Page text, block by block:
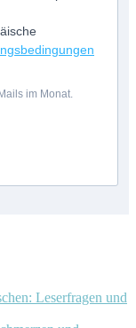
im Monat.
Leserfragen und